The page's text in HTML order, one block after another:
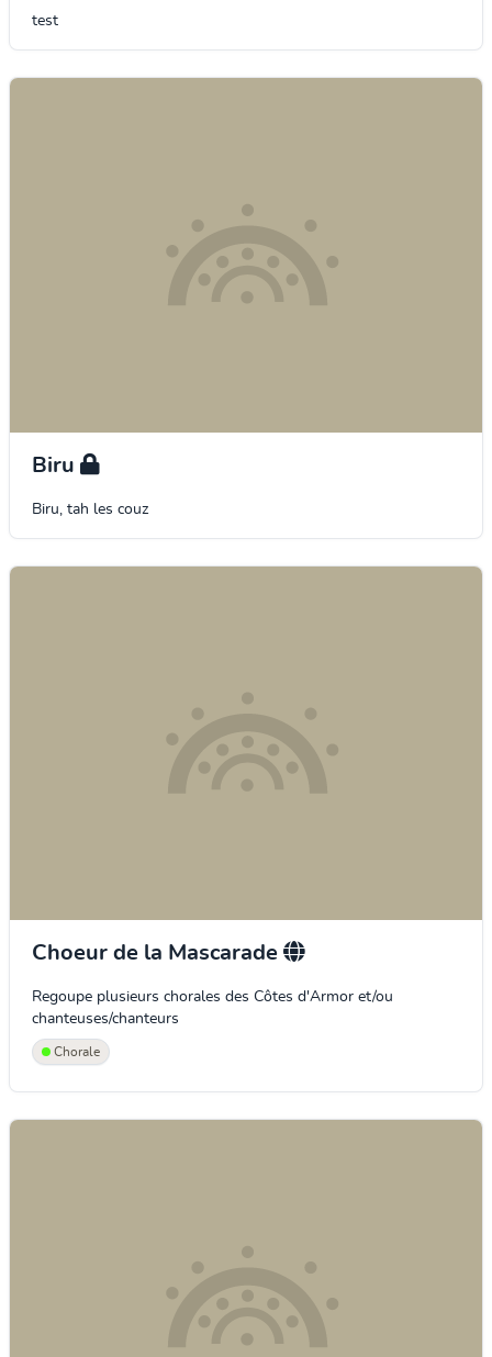
test
Biru
Biru, tah les couz
Choeur de la Mascarade
Regoupe plusieurs chorales des Côtes d'Armor et/ou
chanteuses/chanteurs
Chorale